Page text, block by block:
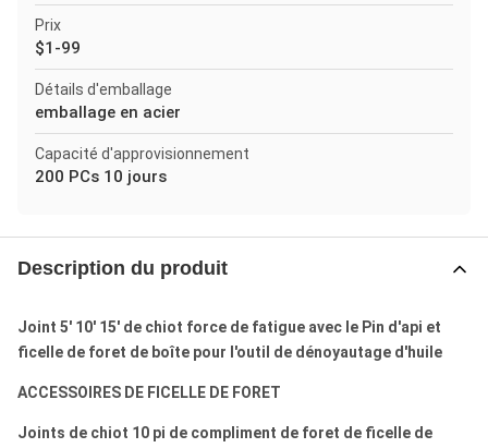
Prix
$1-99
Détails d'emballage
emballage en acier
Capacité d'approvisionnement
200 PCs 10 jours
Description du produit
Joint 5' 10' 15' de chiot force de fatigue avec le Pin d'api et
ficelle de foret de boîte pour l'outil de dénoyautage d'huile
ACCESSOIRES DE FICELLE DE FORET
Joints de chiot 10 pi de compliment de foret de ficelle de